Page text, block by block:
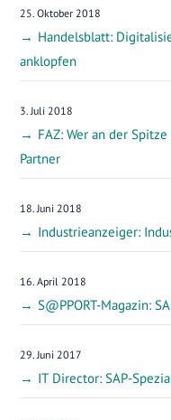
25. Oktober 2018
Handelsblatt:
anklopfen
3. Juli 2018
FAZ: Wer an der
Partner
18. Juni 2018
Industrieanzeiger:
16. April 2018
S@PPORT-Magazin:
29. Juni 2017
IT Director: SAP-